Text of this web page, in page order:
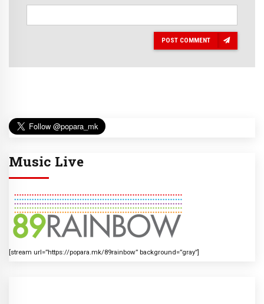
POST COMMENT
Music Live
[stream url=”https://popara.mk/89rainbow” background=”gray”]